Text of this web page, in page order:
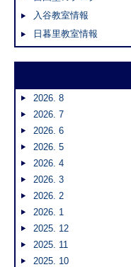
入谷教室情報
日暮里教室情報
2026. 8
2026. 7
2026. 6
2026. 5
2026. 4
2026. 3
2026. 2
2026. 1
2025. 12
2025. 11
2025. 10